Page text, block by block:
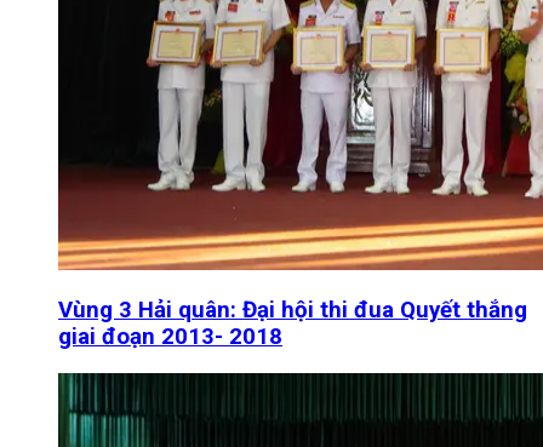
Vùng 3 Hải quân: Đại hội thi đua Quyết thắng
giai đoạn 2013- 2018